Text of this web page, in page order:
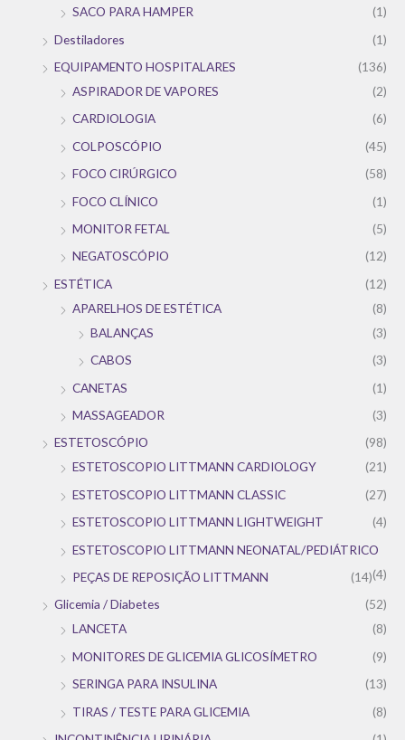
SACO PARA HAMPER
(1)
Destiladores
(1)
EQUIPAMENTO HOSPITALARES
(136)
ASPIRADOR DE VAPORES
(2)
CARDIOLOGIA
(6)
COLPOSCÓPIO
(45)
FOCO CIRÚRGICO
(58)
FOCO CLÍNICO
(1)
MONITOR FETAL
(5)
NEGATOSCÓPIO
(12)
ESTÉTICA
(12)
APARELHOS DE ESTÉTICA
(8)
BALANÇAS
(3)
CABOS
(3)
CANETAS
(1)
MASSAGEADOR
(3)
ESTETOSCÓPIO
(98)
ESTETOSCOPIO LITTMANN CARDIOLOGY
(21)
ESTETOSCOPIO LITTMANN CLASSIC
(27)
ESTETOSCOPIO LITTMANN LIGHTWEIGHT
(4)
ESTETOSCOPIO LITTMANN NEONATAL/PEDIÁTRICO
(4)
PEÇAS DE REPOSIÇÃO LITTMANN
(14)
Glicemia / Diabetes
(52)
LANCETA
(8)
MONITORES DE GLICEMIA GLICOSÍMETRO
(9)
SERINGA PARA INSULINA
(13)
TIRAS / TESTE PARA GLICEMIA
(8)